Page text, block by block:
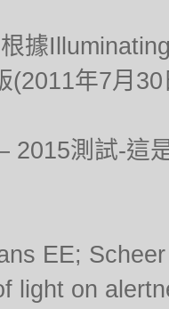
據
(2011年7月30
2015測試-這
EE;
light on